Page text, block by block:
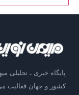
پایگاه خبری ـ تحلیلی
کشور و جهان فعالیت